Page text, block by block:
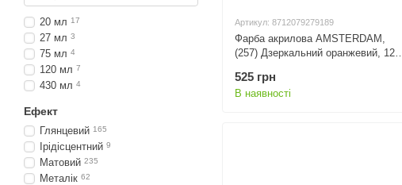
Артикул: 8712079279189
Фарба акрилова AMSTERDAM,
(257) Дзеркальний оранжевий, 120
525 грн
В наявності
20 мл 17
27 мл 3
75 мл 4
120 мл 7
430 мл 4
Ефект
Глянцевий 165
Ірідісцентний 9
Матовий 235
Металік 62